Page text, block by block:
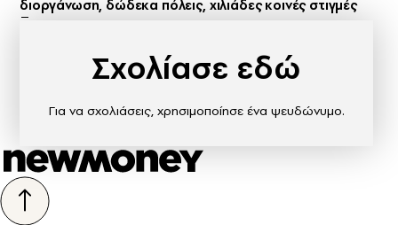
διοργάνωση, δώδεκα πόλεις, χιλιάδες κοινές στιγμές
Σχολίασε εδώ
Για να σχολιάσεις, χρησιμοποίησε ένα ψευδώνυμο.